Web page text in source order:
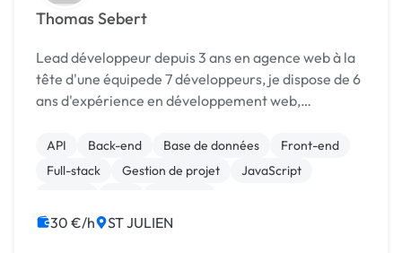
Thomas Sebert
Lead développeur depuis 3 ans en agence web à la
tête d'une équipede 7 développeurs, je dispose de 6
ans d'expérience en développement web,
sur mesure en Symfony et développement de site
vitrine sur...
API Back-end Base de données
Front-end
Full-stack
Gestion de projet
JavaScript
30 €/h ST JULIEN